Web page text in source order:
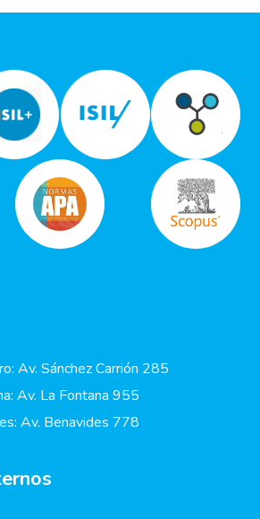
Av. Sánchez Carrión 285
Av. La Fontana 955
Av. Benavides 778